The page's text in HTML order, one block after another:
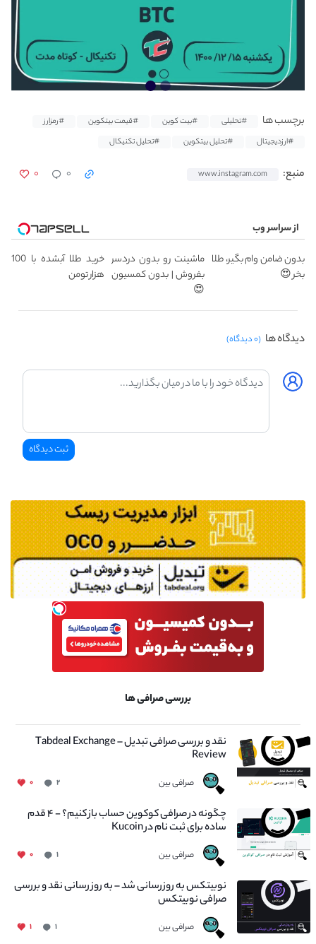
برچسب ها #تحلیلی #بیت کوین #قیمت بیتکوین
#رمزارز
#ارزدیجیتال
#تحلیل بیتکوین #تحلیل تکنیکال
منبع: www.instagram.com ۰ ۰
از سراسر وب
بدون ضامن وام بگیر، طلا
بخر 😍
ماشینت رو بدون دردسر
بفروش | بدون کمسیون
😍
خرید طلا آبشده با 100
هزار تومن
دیدگاه ها (۰ دیدگاه)
بررسی صرافی ها
نقد و بررسی صرافی تبدیل – Tabdeal Exchange
Review
صرافی بین ۲ ۰
چگونه در صرافی کوکوین حساب باز کنیم؟ - ۴ قدم
ساده برای ثبت نام در Kucoin
صرافی بین ۱ ۰
نوبیتکس به روزرسانی شد – به روز رسانی نقد و بررسی
صرافی نوبیتکس
صرافی بین ۱ ۱